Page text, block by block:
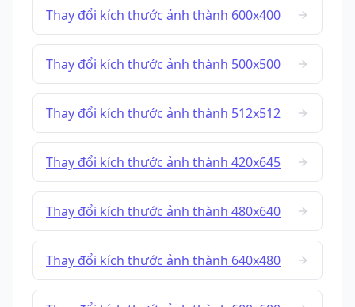
Thay đổi kích thước ảnh thành 600x400
Thay đổi kích thước ảnh thành 500x500
Thay đổi kích thước ảnh thành 512x512
Thay đổi kích thước ảnh thành 420x645
Thay đổi kích thước ảnh thành 480x640
Thay đổi kích thước ảnh thành 640x480